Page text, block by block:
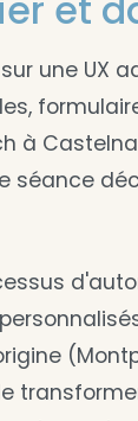
une UX
à
séance